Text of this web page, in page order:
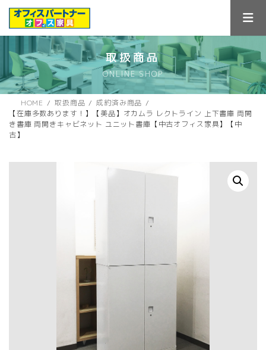
ス
キ
ン
に
取扱商品
ONLINE SHOP
HOME 取扱商品
成約済み商品
【在庫多数あります！】【美品】オカムラ レクトライン 上下書庫 両開
き書庫 両開きキャビネット ユニット書庫【中古オフィス家具】【中
古】